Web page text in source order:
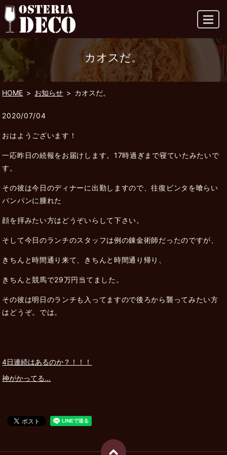
MENU
カオスだ。
HOME お知らせ カオスだ。
2020/07/04
おはようございます！
一応昨日の続報をお届けします。17時過ぎまで寝ていたみたいで
す。
その彼は今日のディナーに出勤しますので、往復ビンタを喰らい
パンパンに腫れた
顔を拝みたい方はどうぞいらして下さい。
そして今日のランチのスタッフは例の錬金術師だったのですが、
きちんと時間通り来て、きちんと時間通り帰り、
きちんと競馬で29万円当てました。
その彼は明日のランチも入ってますので後ろから襲ってみたい方
はどうぞ。では。
4日連続はあるのか？！！！
神がかってる…